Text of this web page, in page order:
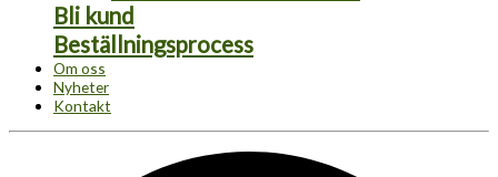
Bli kund
Beställningsprocess
Om oss
Nyheter
Kontakt